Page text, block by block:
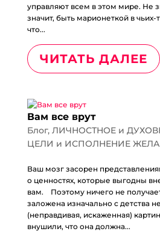
управляют всем в этом мире. Не
значит, быть марионеткой в чьих-
что...
ЧИТАТЬ ДАЛЕЕ
Вам все врут
Блог, ЛИЧНОСТНОЕ и
ЦЕЛИ и ИСПОЛНЕНИЕ
Ваш мозг засорен
о ценностях, которые выгодны
вам.⠀ Поэтому ничего не
заложена изначально с детства
(неправдивая, искаженная)
внушили, что она должна...